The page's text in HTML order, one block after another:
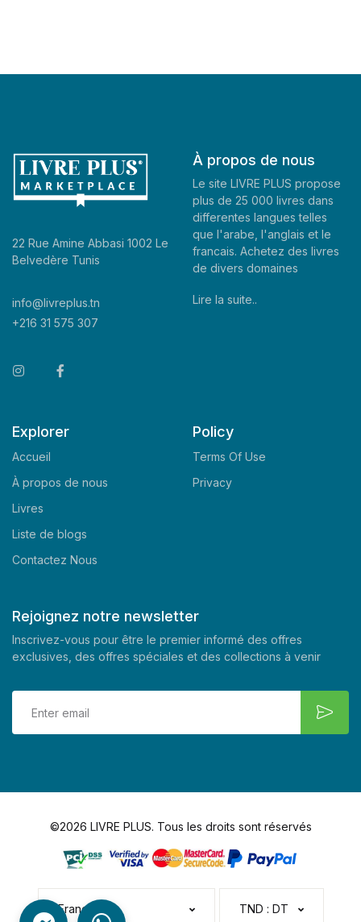
22 Rue Amine Abbasi 1002 Le
Belvedère Tunis
info@livreplus.tn
+216 31 575 307
À propos de nous
Le site LIVRE PLUS propose
plus de 25 000 livres dans
differentes langues telles
que l'arabe, l'anglais et le
francais. Achetez des livres
de divers domaines
Lire la suite..
Explorer
Accueil
À propos de nous
Livres
Liste de blogs
Contactez Nous
Policy
Terms Of Use
Privacy
Rejoignez notre newsletter
Inscrivez-vous pour être le premier informé des offres
exclusives, des offres spéciales et des collections à venir
©2026 LIVRE PLUS. Tous les droits sont réservés
Français TND : DT